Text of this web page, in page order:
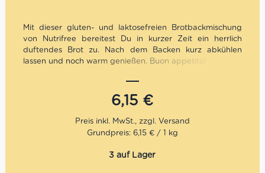
Mit dieser gluten- und laktosefreien Brotbackmischung
von Nutrifree bereitest Du in kurzer Zeit ein herrlich
duftendes Brot zu. Nach dem Backen kurz abkühlen
lassen und noch warm genießen. Buon appetito!
6,15 €
Grundpreis: 6,15 € / 1 kg
3 auf Lager